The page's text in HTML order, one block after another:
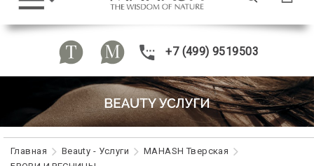
+7 (499) 9519503
Главная Beauty - Услуги
MAHASH Тверская